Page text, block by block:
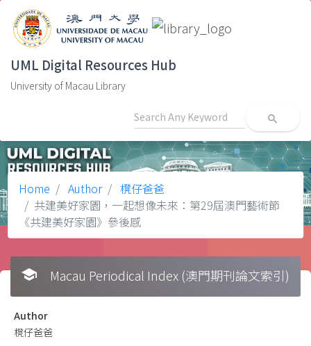
UML Digital Resources Hub
University of Macau Library
search
Home Author
櫈仔爸爸
共建美好家園，一起想像未來：第29屆澳門藝術節
《共建美好家園》參後感
school Macau Periodical Index (澳門期刊論文索引)
Author
櫈仔爸爸